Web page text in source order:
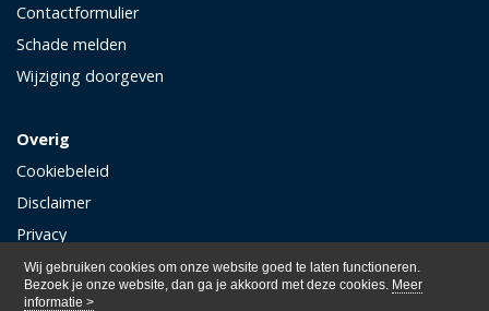
Wij gebruiken cookies om onze website goed te laten functioneren.
Bezoek je onze website, dan ga je akkoord met deze cookies. Meer
informatie >
Contactformulier
Schade melden
Wijziging doorgeven
Overig
Cookiebeleid
Disclaimer
Privacy